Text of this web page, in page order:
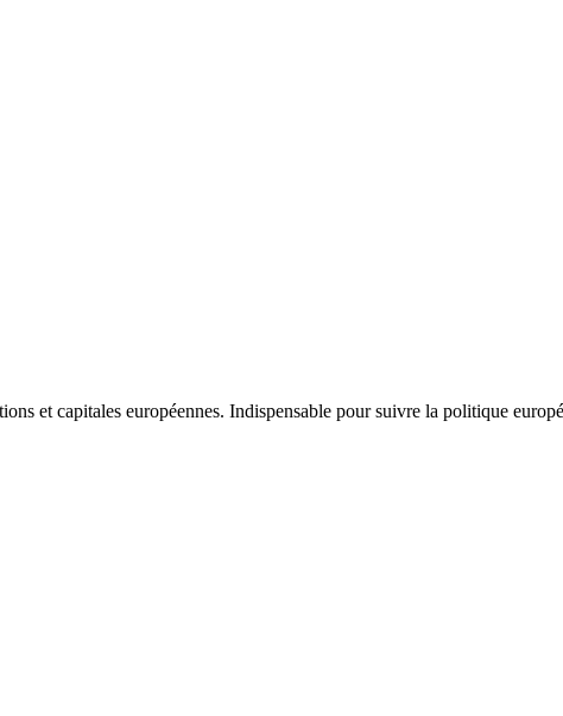
et capitales européennes. Indispensable pour suivre la politique